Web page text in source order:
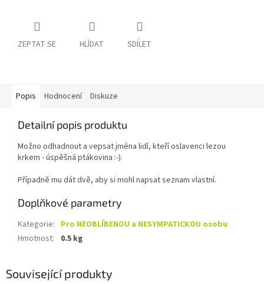
ZEPTAT SE HLÍDAT SDÍLET
Popis Hodnocení Diskuze
Detailní popis produktu
Možno odhadnout a vepsat jména lidí, kteří oslavenci lezou
krkem - úspěšná ptákovina :-).
Případně mu dát dvě, aby si mohl napsat seznam vlastní.
Doplňkové parametry
Kategorie: Pro NEOBLÍBENOU a NESYMPATICKOU osobu
Hmotnost: 0.5 kg
Související produkty